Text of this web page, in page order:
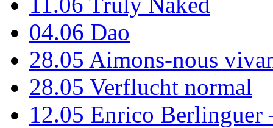
04.06 Dao
28.05 Aimons-nous
28.05 Verflucht normal
12.05 Enrico Berlinguer